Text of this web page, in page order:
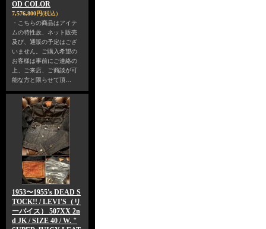
OD COLOR
7,576,800円(税込)
・こちらの商品はアイテ
ムの特性故、ネット販売
及び、通販の予定はござ
いません。ご購入希望の
お客様は事前にご連絡の
上、ご来店、ご商談が可
能な方と限らせて頂…
1953〜1955's DEAD S
TOCK!! / LEVI'S（リ
ーバイス） 507XX 2n
d JK / SIZE 40 / W. "